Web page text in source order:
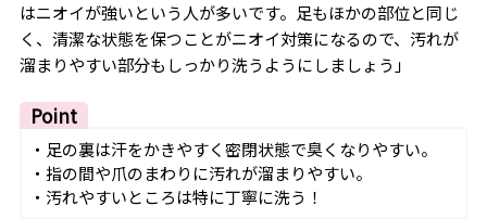
はニオイが強いという人が多いです。足もほかの部位と同じ
く、清潔な状態を保つことがニオイ対策になるので、汚れが
溜まりやすい部分もしっかり洗うようにしましょう」
Point
・足の裏は汗をかきやすく密閉状態で臭くなりやすい。
・指の間や爪のまわりに汚れが溜まりやすい。
・汚れやすいところは特に丁寧に洗う！